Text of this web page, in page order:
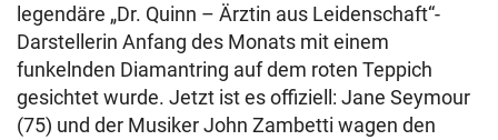
legendäre „Dr. Quinn – Ärztin aus Leidenschaft“-
Darstellerin Anfang des Monats mit einem
funkelnden Diamantring auf dem roten Teppich
gesichtet wurde. Jetzt ist es offiziell: Jane Seymour
(75) und der Musiker John Zambetti wagen den